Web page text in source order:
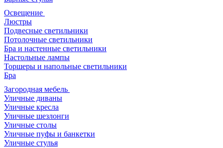
Освещение
Люстры
Подвесные светильники
Потолочные светильники
Бра и настенные светильники
Настольные лампы
Торшеры и напольные светильники
Бра
Загородная мебель
Уличные диваны
Уличные кресла
Уличные шезлонги
Уличные столы
Уличные пуфы и банкетки
Уличные стулья